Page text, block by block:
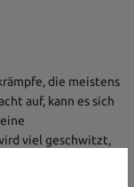
die meistens
auf, kann es sich
viel geschwitzt,